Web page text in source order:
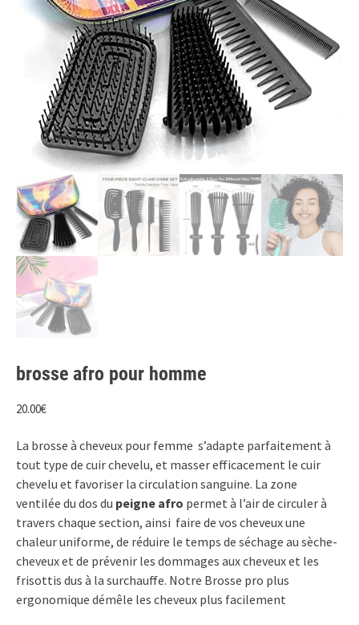
brosse afro pour homme
20.00€
La brosse à cheveux pour femme s’adapte parfaitement à
tout type de cuir chevelu, et masser efficacement le cuir
chevelu et favoriser la circulation sanguine. La zone
ventilée du dos du peigne afro permet à l’air de circuler à
travers chaque section, ainsi faire de vos cheveux une
chaleur uniforme, de réduire le temps de séchage au sèche-
cheveux et de prévenir les dommages aux cheveux et les
frisottis dus à la surchauffe. Notre Brosse pro plus
ergonomique démêle les cheveux plus facilement